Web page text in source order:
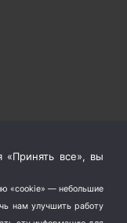
все», вы
«cookie» — небольшие
нам улучшить работу